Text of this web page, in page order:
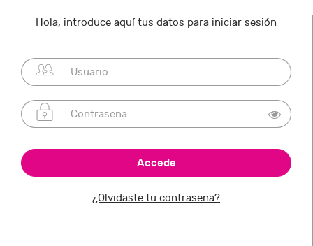
Hola, introduce aquí tus datos para iniciar sesión
¿Olvidaste tu contraseña?